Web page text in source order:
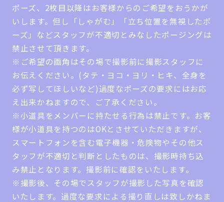
ポーズ、2枚目以降はお客様からのご希望をおうかが
いします。但し「しゃがむ」「立ち位置を無視したポ
ーズ」などスタッフが不適切とみなしたポージングは
禁止させて頂きます。
※ご希望の画角はその場で撮影前に撮影スタッフに
お伝えください。(タテ・ヨコ・ヨリ・ヒキ、全身を
必ず写してほしいなど)過度なポーズの要求にはお応
え出来かねますので、ご了承ください。
※小道具をメンバーに持たせる行為は禁止です。お客
様が小道具を持つのはOKとさせていただきますが、
スマートフォンを含む電子機器・危険物やその他ス
タッフが不適切と判断としたものは、撮影時持ち込
み禁止となります。撮影前に確認をいたします。
※撮影後、その場でスタッフが撮影した写真を確認
いたします。過度な要求による撮り直しは致しかねま